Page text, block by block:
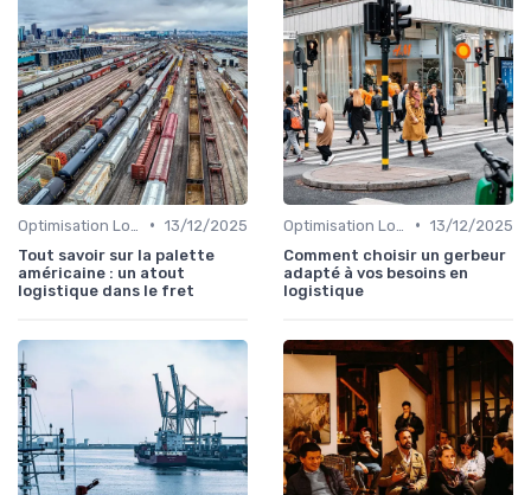
• 13/12/2025
Tout savoir sur la palette
américaine : un atout
logistique dans le fret
• 13/12/2025
Comment choisir un gerbeur
adapté à vos besoins en
logistique